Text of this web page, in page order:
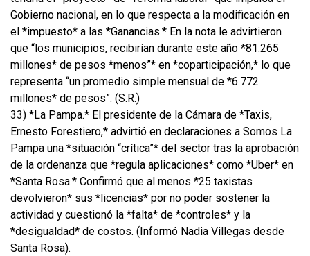
Gobierno nacional, en lo que respecta a la modificación en
el *impuesto* a las *Ganancias.* En la nota le advirtieron
que “los municipios, recibirían durante este año *81.265
millones* de pesos *menos”* en *coparticipación,* lo que
representa “un promedio simple mensual de *6.772
millones* de pesos”. (S.R.)
33) *La Pampa.* El presidente de la Cámara de *Taxis,
Ernesto Forestiero,* advirtió en declaraciones a Somos La
Pampa una *situación “crítica”* del sector tras la aprobación
de la ordenanza que *regula aplicaciones* como *Uber* en
*Santa Rosa.* Confirmó que al menos *25 taxistas
devolvieron* sus *licencias* por no poder sostener la
actividad y cuestionó la *falta* de *controles* y la
*desigualdad* de costos. (Informó Nadia Villegas desde
Santa Rosa).